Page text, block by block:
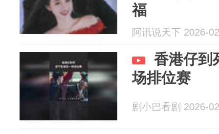
福
阿讯说天下 2026-
香港仔到
场排位赛
剧小巴看剧 2026-